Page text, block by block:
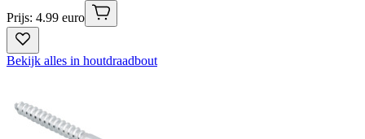
Prijs: 4.99 euro
Bekijk alles in houtdraadbout